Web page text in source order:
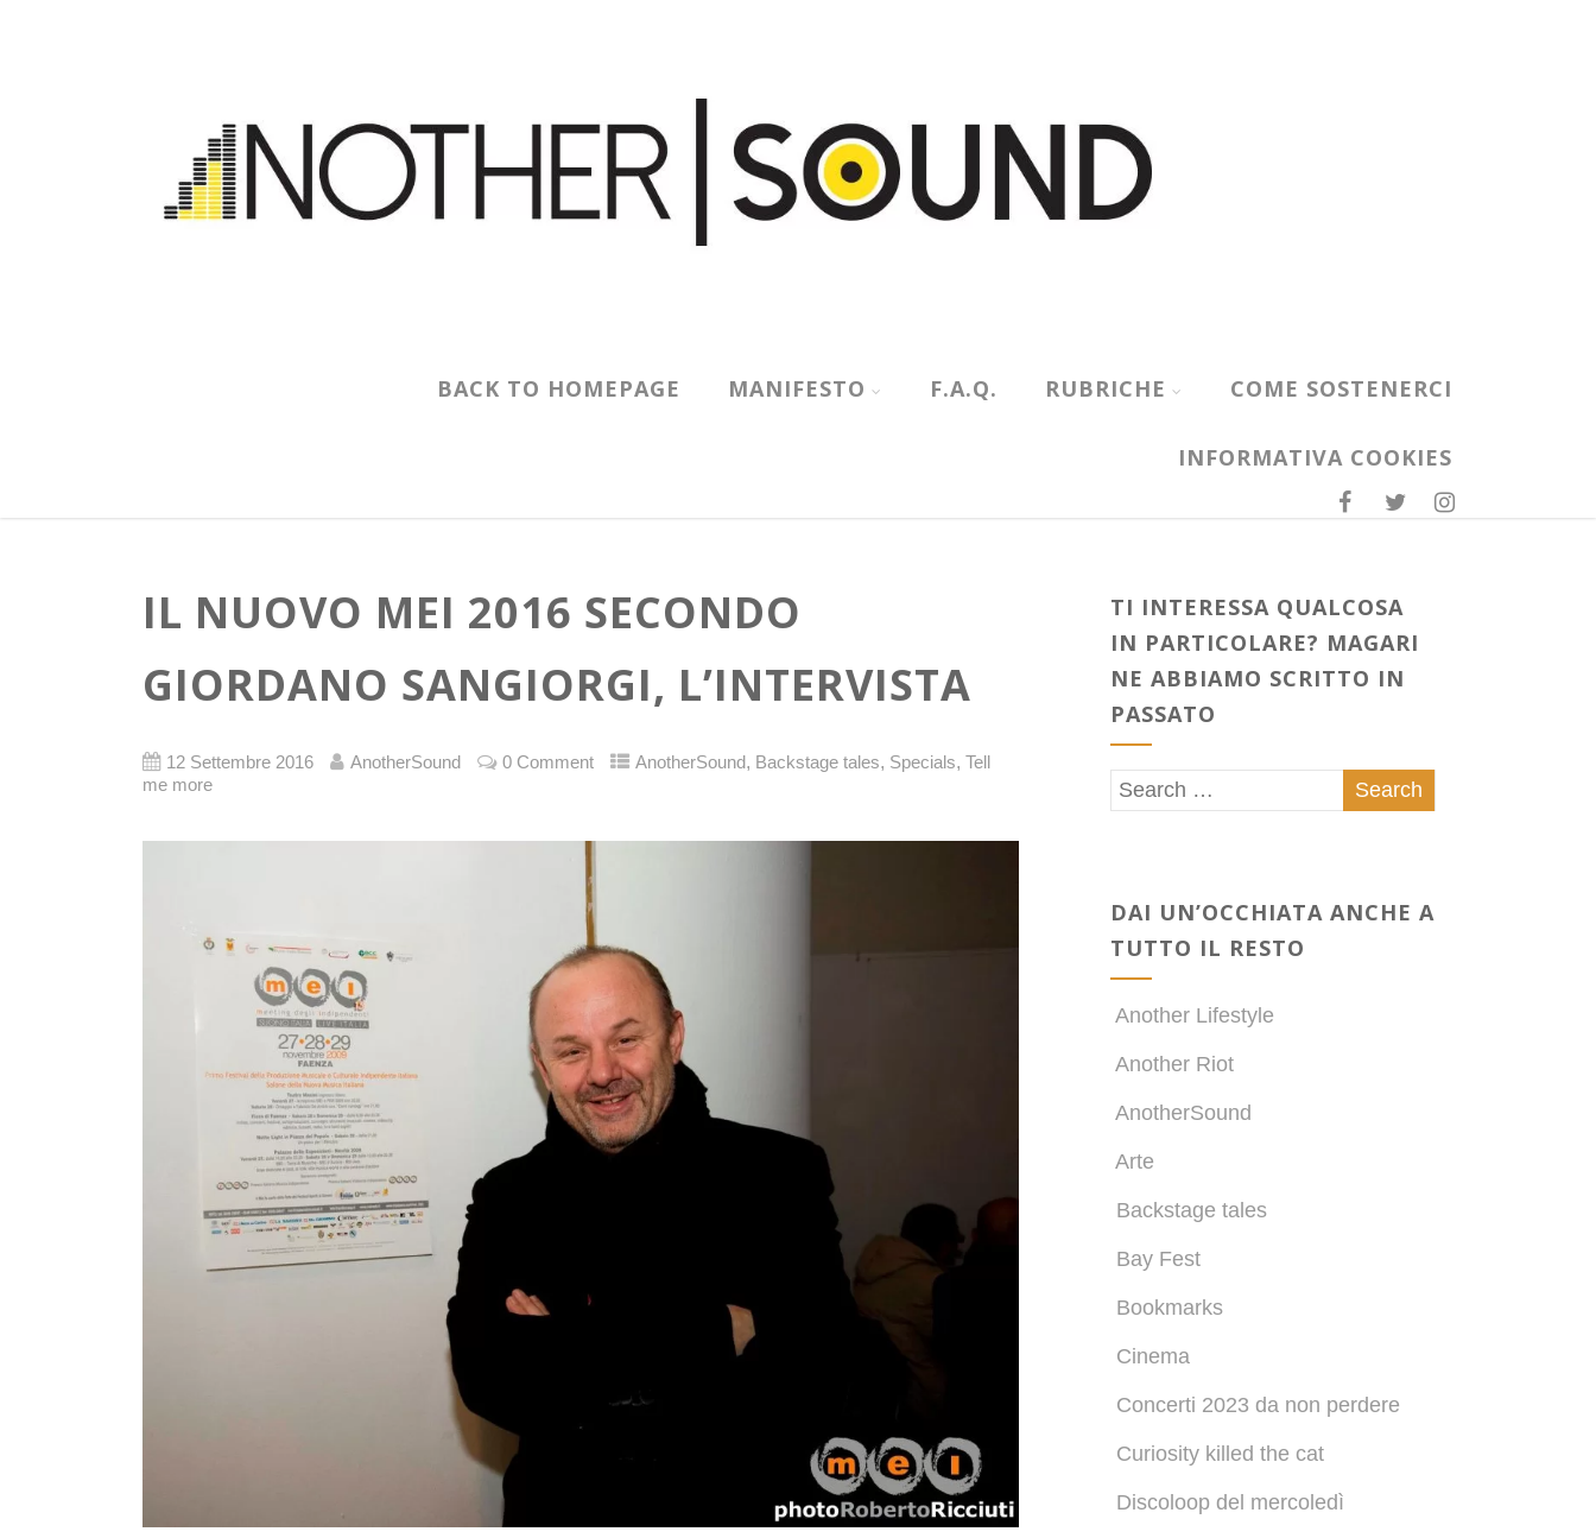
BACK TO HOMEPAGE MANIFESTO F.A.Q. RUBRICHE COME SOSTENERCI
INFORMATIVA COOKIES
IL NUOVO MEI 2016 SECONDO
GIORDANO SANGIORGI, L’INTERVISTA
12 Settembre 2016 AnotherSound 0 Comment AnotherSound Backstage tales Specials ,Tell
me more
TI INTERESSA QUALCOSA
IN PARTICOLARE? MAGARI
NE ABBIAMO SCRITTO IN
PASSATO
DAI UN’OCCHIATA ANCHE A
TUTTO IL RESTO
Another Lifestyle
Another Riot
AnotherSound
Arte
Backstage tales
Bay Fest
Bookmarks
Cinema
Concerti 2023 da non perdere
Curiosity killed the cat
Discoloop del mercoledì